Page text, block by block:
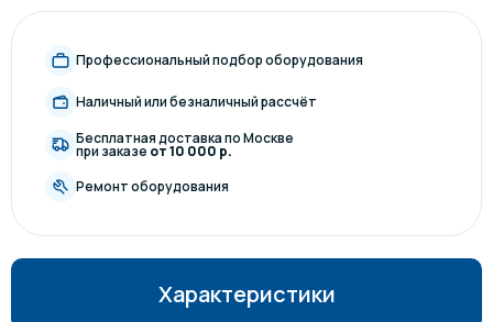
Профессиональный подбор оборудования
Наличный или безналичный рассчёт
Бесплатная доставка по Москве
при заказе от 10 000 р.
Ремонт оборудования
Характеристики